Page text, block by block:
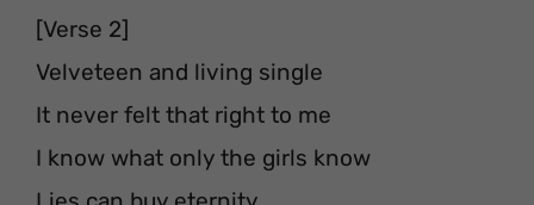
[Verse 2]
Velveteen and living single
It never felt that right to me
I know what only the girls know